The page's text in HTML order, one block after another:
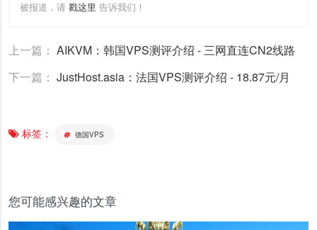
被报道，请 戳这里 告诉我们！
上一篇： AIKVM：韩国VPS测评介绍 - 三网直连CN2线路
下一篇： JustHost.asia：法国VPS测评介绍 - 18.87元/月
标签： 德国VPS
您可能感兴趣的文章